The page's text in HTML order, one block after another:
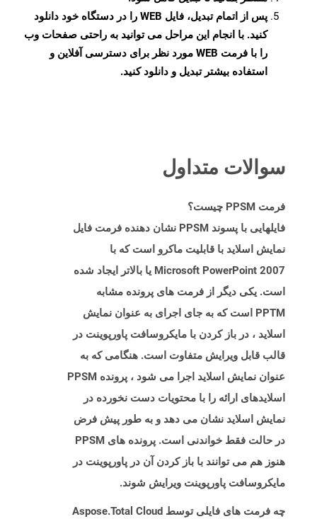
پس از اتمام تبدیل، فایل WEB را در دستگاه خود دانلود
کنید. با انجام این مراحل می توانید به راحتی صفحات وب
را با فرمت WEB مورد نظر برای دسترسی آفلاین و
استفاده بیشتر تبدیل و دانلود کنید.
سوالات متداول
فرمت PPSM چیست؟
فایلهایی با پسوند PPSM نشان دهنده فرمت فایل
نمایش اسلاید با قابلیت ماکرو است که با
Microsoft PowerPoint 2007 یا بالاتر ایجاد شده
است. یکی دیگر از فرمت های پرونده مشابه
PPTM است که به جای اجرای به عنوان نمایش
اسلاید ، در باز کردن با مایکروسافت پاورپوینت در
قالب قابل ویرایش متفاوت است. هنگامی که به
عنوان نمایش اسلاید اجرا می شود ، پرونده PPSM
اسلایدهای ارائه را با محتویات دست نخورده در
نمایش اسلاید نشان می دهد و به طور پیش فرض
در حالت فقط خواندنی است. پرونده های PPSM
هنوز هم می توانند با باز کردن آن در پاورپوینت در
مایکروسافت پاورپوینت ویرایش شوند.
چه فرمت های فایلی توسط Aspose.Total Cloud